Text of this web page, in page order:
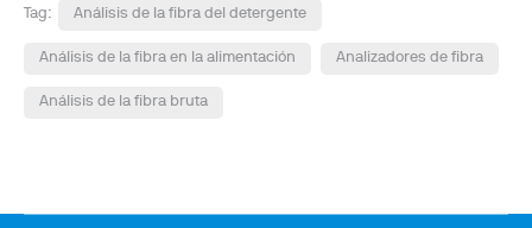
Tag: Análisis de la fibra del detergente
Análisis de la fibra en la alimentación Analizadores de fibra
Análisis de la fibra bruta